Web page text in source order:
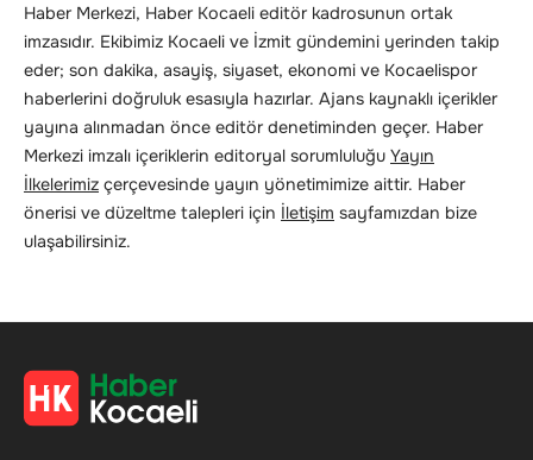
Haber Merkezi, Haber Kocaeli editör kadrosunun ortak
imzasıdır. Ekibimiz Kocaeli ve İzmit gündemini yerinden takip
eder; son dakika, asayiş, siyaset, ekonomi ve Kocaelispor
haberlerini doğruluk esasıyla hazırlar. Ajans kaynaklı içerikler
yayına alınmadan önce editör denetiminden geçer. Haber
Merkezi imzalı içeriklerin editoryal sorumluluğu Yayın
İlkelerimiz çerçevesinde yayın yönetimimize aittir. Haber
önerisi ve düzeltme talepleri için İletişim sayfamızdan bize
ulaşabilirsiniz.